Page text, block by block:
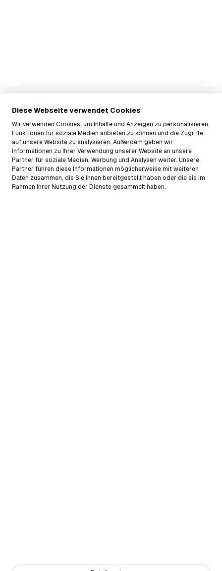
Diese Webseite verwendet Cookies
Wir verwenden Cookies, um Inhalte und Anzeigen zu personalisieren,
Funktionen für soziale Medien anbieten zu können und die Zugriffe
auf unsere Website zu analysieren. Außerdem geben wir
Informationen zu Ihrer Verwendung unserer Website an unsere
Partner für soziale Medien, Werbung und Analysen weiter. Unsere
Partner führen diese Informationen möglicherweise mit weiteren
Daten zusammen, die Sie ihnen bereitgestellt haben oder die sie im
Rahmen Ihrer Nutzung der Dienste gesammelt haben.